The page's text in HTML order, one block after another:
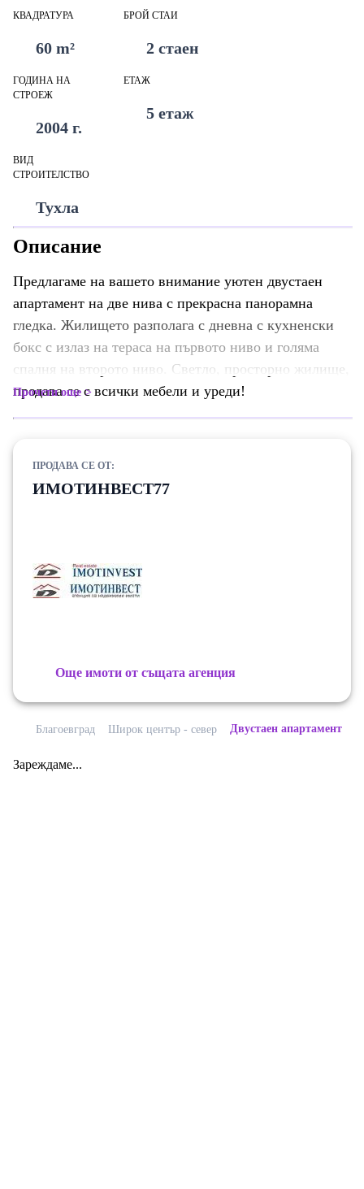
КВАДРАТУРА
60 m²
БРОЙ СТАИ
2 стаен
ГОДИНА НА
СТРОЕЖ
2004 г.
ЕТАЖ
5 етаж
ВИД
СТРОИТЕЛСТВО
Тухла
Описание
Предлагаме на вашето внимание уютен двустаен
апартамент на две нива с прекрасна панорамна
гледка. Жилището разполага с дневна с кухненски
бокс с излаз на тераса на първото ниво и голяма
спалня на второто ниво. Светло, просторно жилище,
продава се с всички мебели и уреди!
Прочети още
ПРОДАВА СЕ ОТ:
ИМОТИНВЕСТ77
Още имоти от същата агенция
Благоевград Широк център - север Двустаен апартамент
Зареждаме...